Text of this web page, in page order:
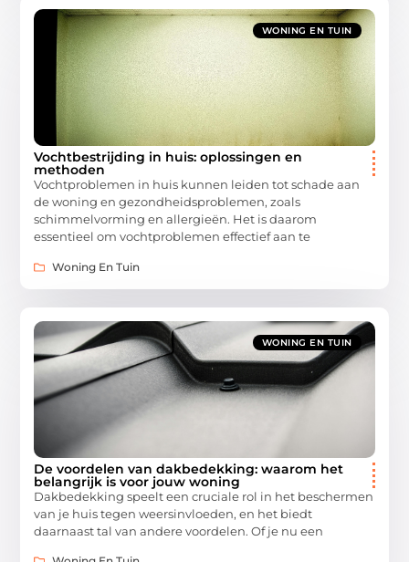
WONING EN TUIN
Vochtbestrijding in huis: oplossingen en
methoden
Vochtproblemen in huis kunnen leiden tot schade aan
de woning en gezondheidsproblemen, zoals
schimmelvorming en allergieën. Het is daarom
essentieel om vochtproblemen effectief aan te
Woning En Tuin
WONING EN TUIN
De voordelen van dakbedekking: waarom het
belangrijk is voor jouw woning
Dakbedekking speelt een cruciale rol in het beschermen
van je huis tegen weersinvloeden, en het biedt
daarnaast tal van andere voordelen. Of je nu een